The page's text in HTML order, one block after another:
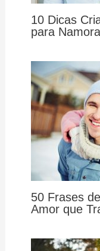
10 Dicas
para
50 Frases
Amor que